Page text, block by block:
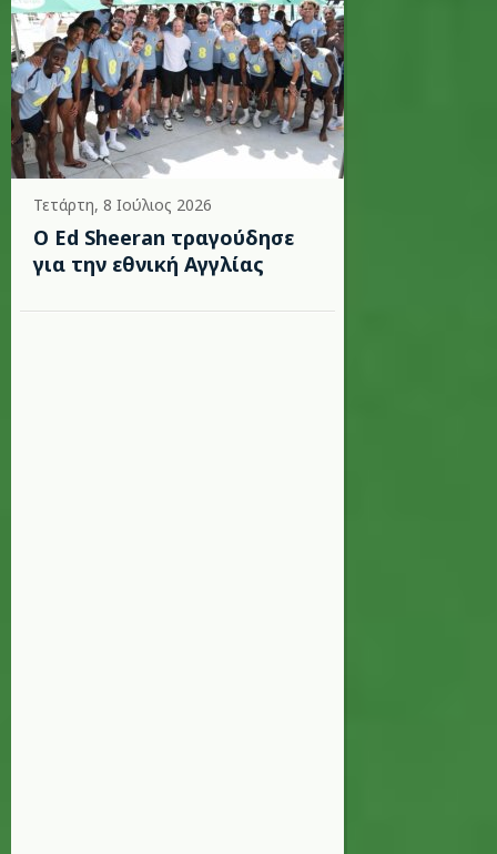
Τετάρτη, 8 Ιούλιος 2026
Ο Ed Sheeran τραγούδησε
για την εθνική Αγγλίας